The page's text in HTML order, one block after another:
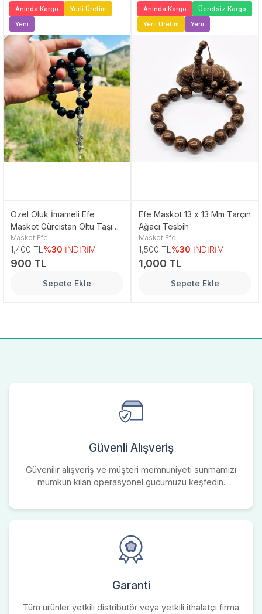
Anında Kargo
Yerli Üretim
Yeni
Özel Oluk İmameli Efe
Maskot Gürcistan Oltu Taşı
Tesbih
Maskot Efe
1,400 TL%30 İNDİRİM
900 TL
Sepete Ekle
Anında Kargo
Ücretsiz Kargo
Yerli Üretim
Yeni
Efe Maskot 13 x 13 Mm Tarçın
Ağacı Tesbih
Maskot Efe
1,500 TL%30 İNDİRİM
1,000 TL
Sepete Ekle
Güvenli Alışveriş
Güvenilir alışveriş ve müşteri memnuniyeti sunmamızı
mümkün kılan operasyonel gücümüzü keşfedin.
Garanti
Tüm ürünler yetkili distribütör veya yetkili ithalatçı firma